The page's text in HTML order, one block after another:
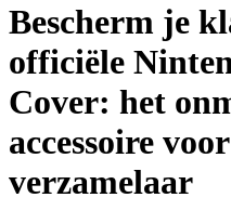
Bescherm je
officiële
Cover: het
accessoire
verzamelaar